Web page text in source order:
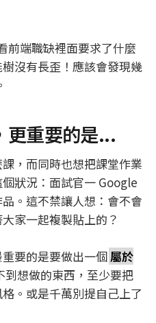
前端職缺裡面要求了什麼
沒有長歪！應該會發現幾
更重要的是...
，而同時也想把課堂作業
狀況：面試官一 Google
。這不禁讓人想：會不會
家一起複製貼上的？
要的是要做出一個 屬於
到想做的東西，至少要把
。或是千萬別提自己上了